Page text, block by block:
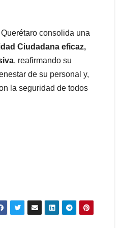
consolida una
Ciudadana eficaz,
, reafirmando su
de su personal y,
la seguridad de todos